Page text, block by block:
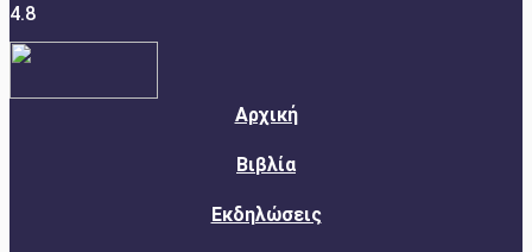
4.8
Αρχική
Βιβλία
Εκδηλώσεις